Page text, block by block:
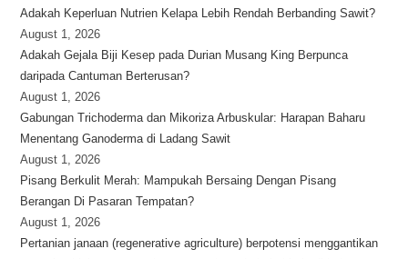
Adakah Keperluan Nutrien Kelapa Lebih Rendah Berbanding Sawit?
August 1, 2026
Adakah Gejala Biji Kesep pada Durian Musang King Berpunca
daripada Cantuman Berterusan?
August 1, 2026
Gabungan Trichoderma dan Mikoriza Arbuskular: Harapan Baharu
Menentang Ganoderma di Ladang Sawit
August 1, 2026
Pisang Berkulit Merah: Mampukah Bersaing Dengan Pisang
Berangan Di Pasaran Tempatan?
August 1, 2026
Pertanian janaan (regenerative agriculture) berpotensi menggantikan